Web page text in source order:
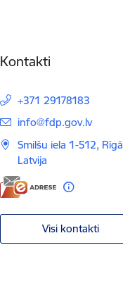
Kontakti
+371 29178183
E-pasts:
info@fdp.gov.lv
Smilšu iela 1-512,
Latvija
Visi kontakti